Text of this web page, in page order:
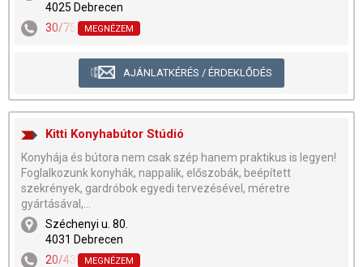
4025 Debrecen
30/7567-456
MEGNÉZEM
AJÁNLATKÉRÉS / ÉRDEKLŐDÉS
Kitti Konyhabútor Stúdió
Konyhája és bútora nem csak szép hanem praktikus is legyen!
Foglalkozunk konyhák, nappalik, előszobák, beépített
szekrények, gardróbok egyedi tervezésével, méretre
gyártásával,...
Széchenyi u. 80.
4031 Debrecen
20/434-8144,30/648-2698
MEGNÉZEM